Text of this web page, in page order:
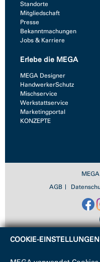
Standorte
Mitgliedschaft
Presse
Bekanntmachungen
Jobs & Karriere
Erlebe die MEGA
MEGA Designer
HandwerkerSchutz
Mischservice
Werkstattservice
Marketingportal
KONZEPTE
AGB
COOKIE-EINSTELLUNGEN